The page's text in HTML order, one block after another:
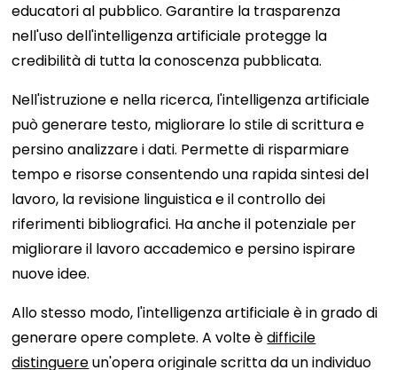
educatori al pubblico. Garantire la trasparenza
nell'uso dell'intelligenza artificiale protegge la
credibilità di tutta la conoscenza pubblicata.
Nell'istruzione e nella ricerca, l'intelligenza artificiale
può generare testo, migliorare lo stile di scrittura e
persino analizzare i dati. Permette di risparmiare
tempo e risorse consentendo una rapida sintesi del
lavoro, la revisione linguistica e il controllo dei
riferimenti bibliografici. Ha anche il potenziale per
migliorare il lavoro accademico e persino ispirare
nuove idee.
Allo stesso modo, l'intelligenza artificiale è in grado di
generare opere complete. A volte èdifficile
distinguereun'opera originale scritta da un individuo